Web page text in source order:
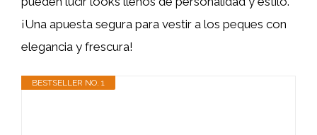
¡Una apuesta segura para vestir a los peques con
elegancia y frescura!
BESTSELLER NO. 1